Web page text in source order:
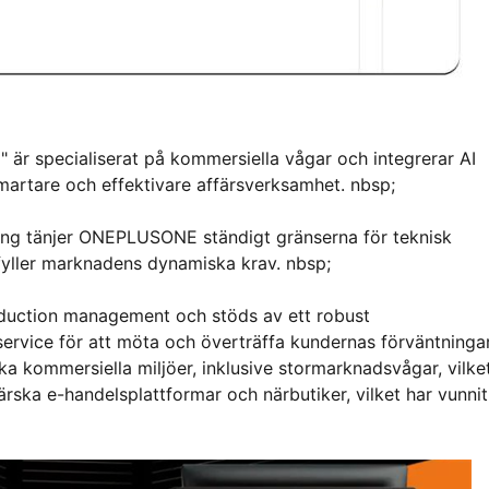
är specialiserat på kommersiella vågar och integrerar AI
och effektivare affärsverksamhet. nbsp;
tänjer ONEPLUSONE ständigt gränserna för teknisk
marknadens dynamiska krav. nbsp;
management och stöds av ett robust
för att möta och överträffa kundernas
kommersiella miljöer, inklusive stormarknadsvågar,
e-handelsplattformar och närbutiker, vilket har vunnit